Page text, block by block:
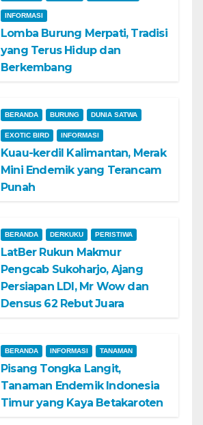
INFORMASI
Lomba Burung Merpati, Tradisi
yang Terus Hidup dan
Berkembang
BERANDA BURUNG DUNIA SATWA
EXOTIC BIRD INFORMASI
Kuau-kerdil Kalimantan, Merak
Mini Endemik yang Terancam
Punah
BERANDA DERKUKU PERISTIWA
LatBer Rukun Makmur
Pengcab Sukoharjo, Ajang
Persiapan LDI, Mr Wow dan
Densus 62 Rebut Juara
BERANDA INFORMASI TANAMAN
Pisang Tongka Langit,
Tanaman Endemik Indonesia
Timur yang Kaya Betakaroten